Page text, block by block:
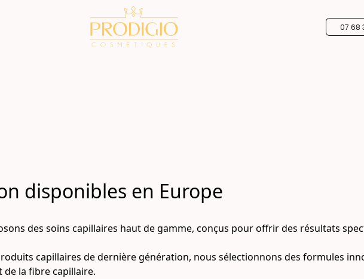
07 68
disponibles en Europe
des soins capillaires haut de gamme, conçus pour offrir des résultats
capillaires de dernière génération, nous sélectionnons des formules
la fibre capillaire.